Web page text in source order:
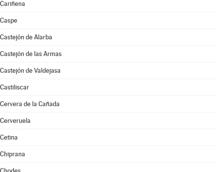
Cariñena
Caspe
Castejón de Alarba
Castejón de las Armas
Castejón de Valdejasa
Castiliscar
Cervera de la Cañada
Cerveruela
Cetina
Chiprana